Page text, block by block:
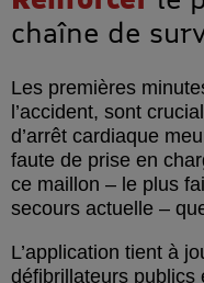
chaîne de
Les premières
l’accident, sont
d’arrêt cardiaque
faute de prise en
ce maillon – le plus
secours actuelle –
L’application tient à
défibrillateurs publics